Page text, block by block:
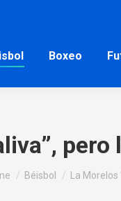
Boxeo
are here:
Béisbol La